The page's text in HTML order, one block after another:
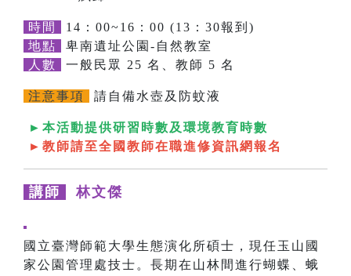
時間
14：00~16：00 (13：30報到)
地點
卑南遺址公園-自然教室
人數
一般民眾 25 名、教師 5 名
注意事項 請自備水壺及防蚊液
►本活動提供研習時數及環境教育時數
►教師請至全國教師在職進修資訊網報名
講師 林文傑
國立臺灣師範大學生態演化所碩士，現任玉山國
家公園管理處技士。長期在山林間進行蝴蝶、蛾